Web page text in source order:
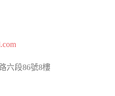
六段86號8樓